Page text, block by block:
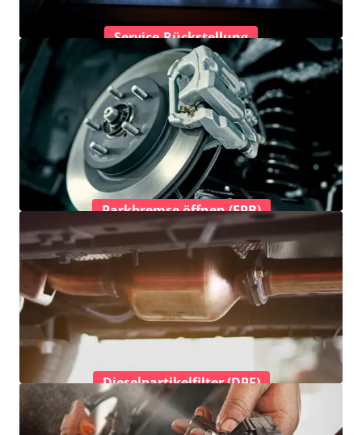
Service-Rückstellung
Parkbremse öffnen (EPB)
Dieselpartikelfilter (DPF)